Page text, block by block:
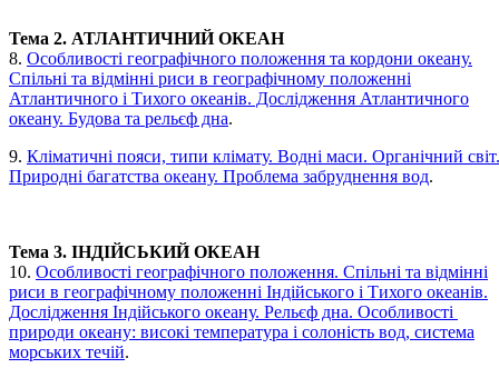
Тема 2. АТЛАНТИЧНИЙ ОКЕАН
8. Особливості географічного положення та кордони океану.
Спільні та відмінні риси в географічному положенні
Атлантичного і Тихого океанів. Дослідження Атлантичного
океану. Будова та рельєф дна.
9. Кліматичні пояси, типи клімату. Водні маси. Органічний світ.
Природні багатства океану. Проблема забруднення вод.
Тема 3. ІНДІЙСЬКИЙ ОКЕАН
10. Особливості географічного положення. Спільні та відмінні
риси в географічному положенні Індійського і Тихого океанів.
Дослідження Індійського океану. Рельєф дна. Особливості
природи океану: високі температура і солоність вод, система
морських течій.